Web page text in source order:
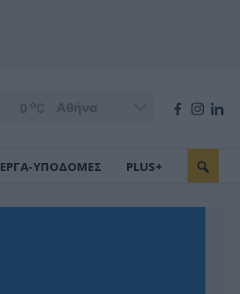
0 oC
ΕΡΓΑ-ΥΠΟΔΟΜΕΣ PLUS+